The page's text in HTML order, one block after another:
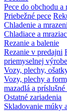
Pece do obchodu a
Priebežné pece
Chladenie a
Chladiace a
Rezanie a balenie
Rezanie v predajni
priemyselnej výrobe
Vozy, plechy,
Vozy, plechy a
mazadlá a príslušné
Ostatné zariadenia
Skladovanie múky